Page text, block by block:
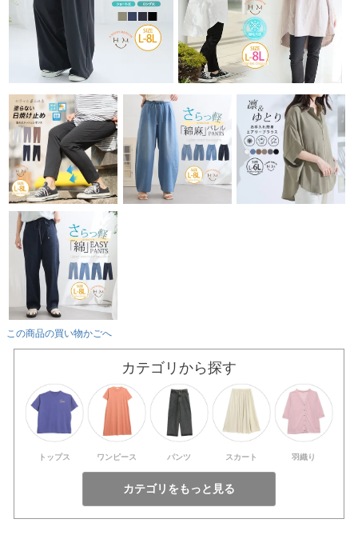
この商品の買い物かごへ
カテゴリから探す
トップス ワンピース パンツ スカート 羽織り